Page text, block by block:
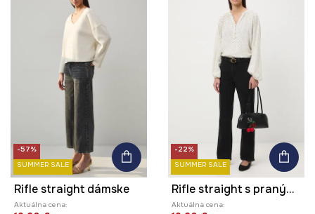
-57%
SUMMER SALE
Rifle straight dámske
Aktuálna cena:
-22%
SUMMER SALE
Rifle straight s praným efektom
Aktuálna cena: